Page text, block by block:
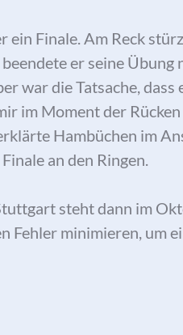
Finale. Am Reck
er seine
war die Tatsache, dass
im Moment der
Hambüchen im
an den Ringen.
steht dann im
Fehler minimieren, um